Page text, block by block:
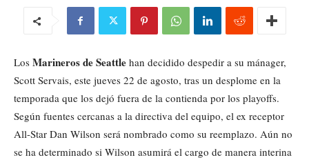
Los Marineros de Seattle han decidido despedir a su mánager,
Scott Servais, este jueves 22 de agosto, tras un desplome en la
temporada que los dejó fuera de la contienda por los playoffs.
Según fuentes cercanas a la directiva del equipo, el ex receptor
All-Star Dan Wilson será nombrado como su reemplazo. Aún no
se ha determinado si Wilson asumirá el cargo de manera interina